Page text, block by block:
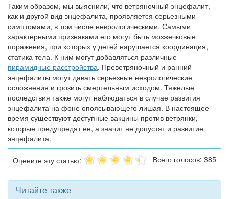
Таким образом, мы выяснили, что ветряночный энцефалит,
как и другой вид энцефалита, проявляется серьезными
симптомами, в том числе неврологическими. Самыми
характерными признаками его могут быть мозжечковые
поражения, при которых у детей нарушается координация,
статика тела. К ним могут добавляться различные
пирамидные расстройства. Преветряночный и ранний
энцефалиты могут давать серьезные неврологические
осложнения и грозить смертельным исходом. Тяжелые
последствия также могут наблюдаться в случае развития
энцефалита на фоне опоясывающего лишая. В настоящее
время существуют доступные вакцины против ветрянки,
которые предупредят ее, а значит не допустят и развитие
энцефалита.
Оцените эту статью: Всего голосов: 385
Читайте также